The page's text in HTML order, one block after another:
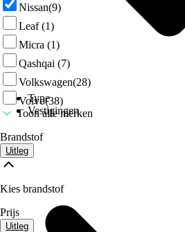
Type
Vestigingen
Nissan(9)
Leaf(1)
Micra (1)
Qashqai (7)
Volkswagen(28)
Volvo(38)
Toon alle merken
Brandstof
Uitleg
Kies brandstof
Prijs
Uitleg